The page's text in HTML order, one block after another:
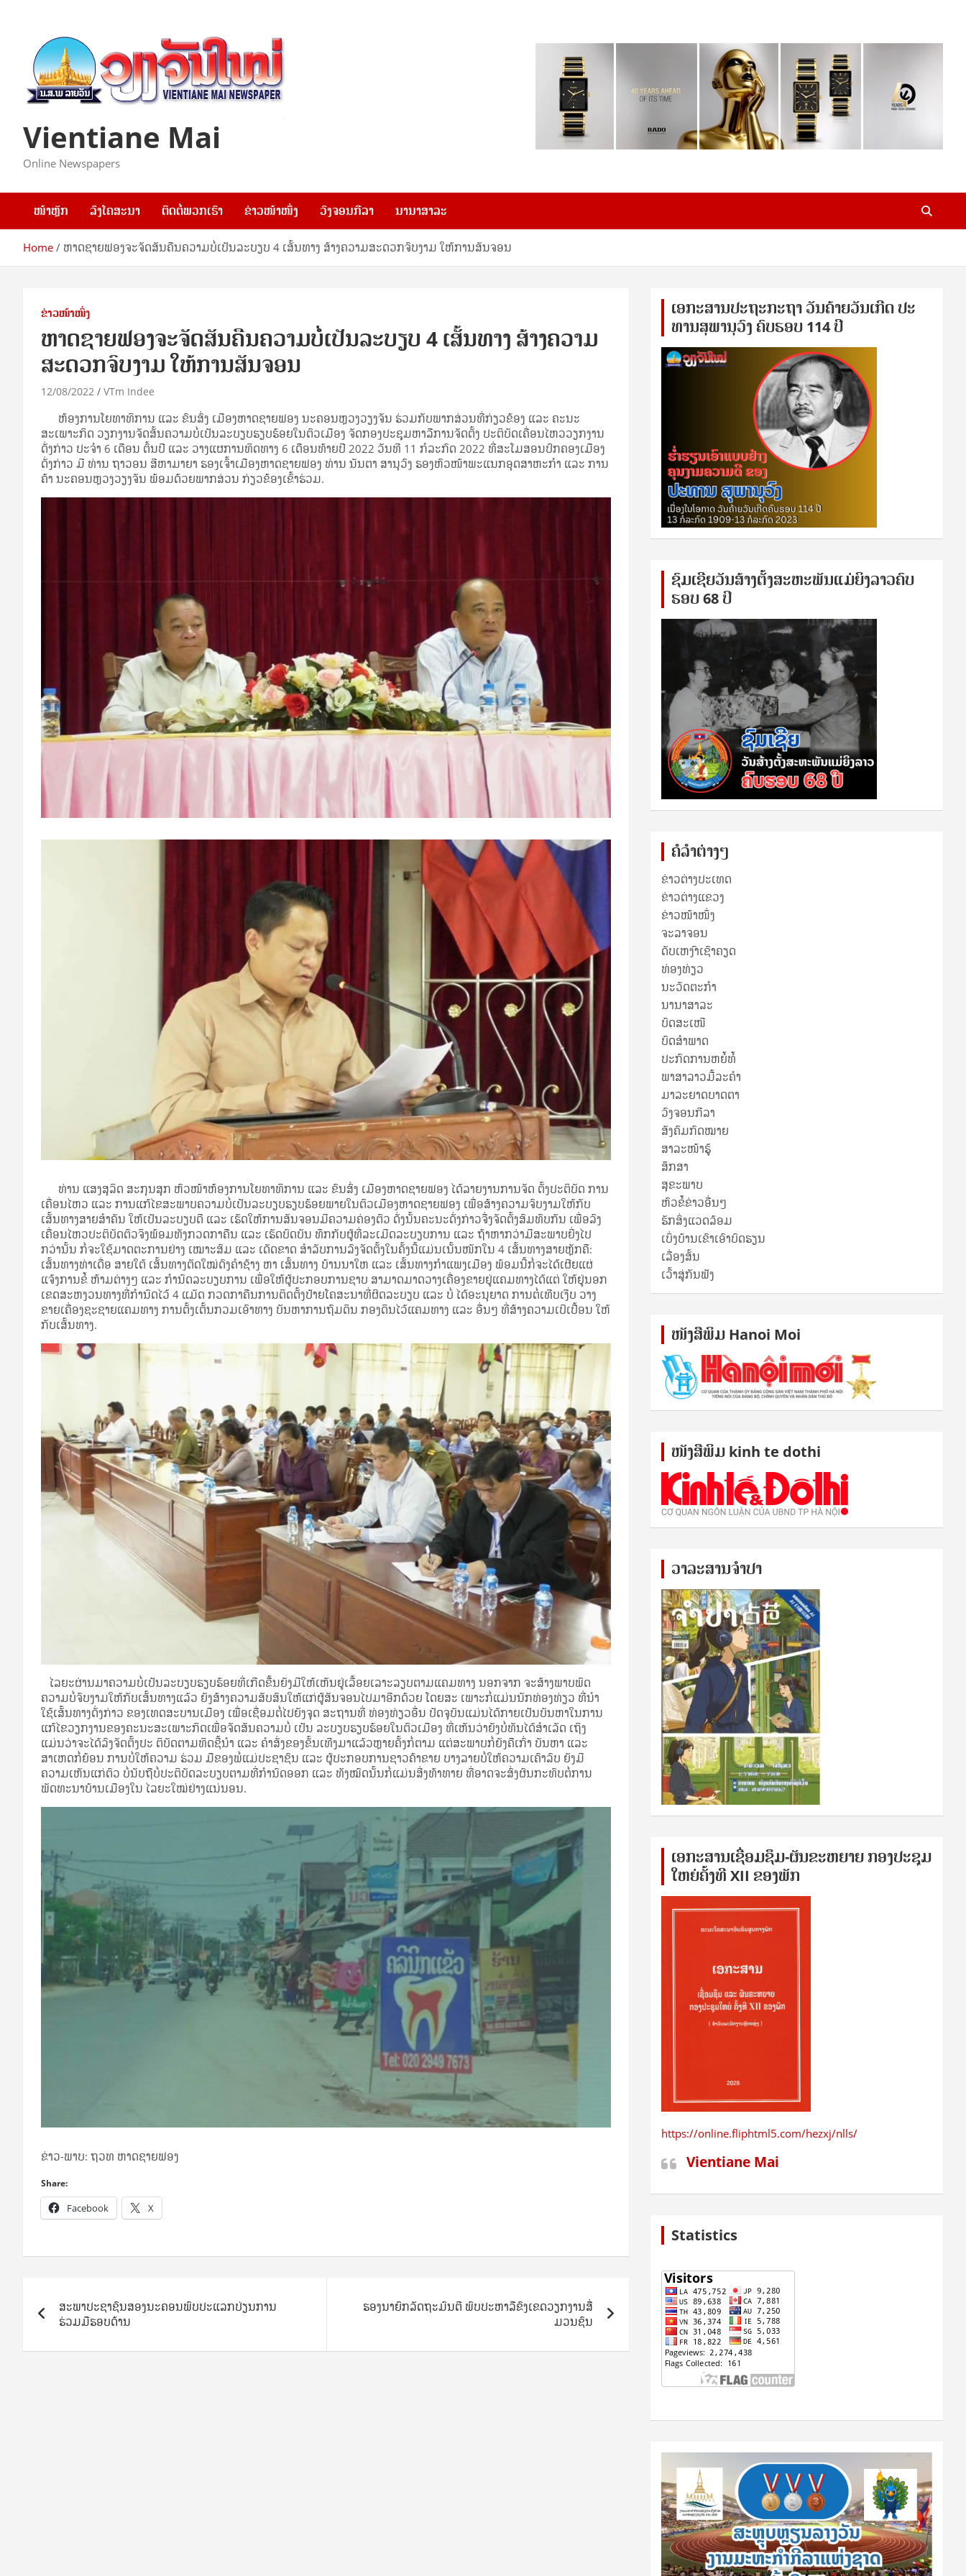
Vientiane Mai
Online Newspapers
ໜ້າຫຼັກ ລົງໂຄສະນາ ຕິດຕໍ່ພວກເຮົາ ຂ່າວໜ້າໜຶ່ງ ວົງຈອນກີລາ ນານາສາລະ
Home ຫາດຊາຍຟອງຈະຈັດສັນຄືນຄວາມບໍ່ເປັນລະບຽບ 4 ເສັ້ນທາງ ສ້າງຄວາມສະດວກຈົບງາມ ໃຫ້ການສັນຈອນ
ຂ່າວໜ້າໜຶ່ງ
ຫາດຊາຍຟອງຈະຈັດສັນຄືນຄວາມບໍ່ເປັນລະບຽບ 4 ເສັ້ນທາງ ສ້າງຄວາມ
ສະດວກຈົບງາມ ໃຫ້ການສັນຈອນ
12/08/2022 VTm Indee
ຫ້ອງການໂຍທາທິການ ແລະ ຂົນສົ່ງ ເມືອງຫາດຊາຍຟອງ ນະຄອນຫຼວງວຽງຈັນ ຮ່ວມກັບພາກສ່ວນທີ່ກ່ຽວຂ້ອງ ແລະ ຄະນະ
ສະເພາະກິດ ວຽກງານຈັດສັ້ນຄວາມບໍ່ເປັນລະບຽບຮຽບຮ້ອຍໃນຕົວເມືອງ ຈັດກອງປະຊຸມຫາລືການຈັດຕັ້ງ ປະຕິບັດເຄື່ອນໄຫວວຽກງານ
ດັ່ງກ່າວ ປະຈຳ 6 ເດືອນ ຕົ້ນປີ ແລະ ວາງແຜການທິດທາງ 6 ເດືອນທ້າຍປີ 2022 ວັນທີ 11 ກໍລະກົດ 2022 ທີ່ສະໂມສອນປົກຄອງເມືອງ
ດັ່ງກ່າວ ມີ ທ່ານ ຖາວອນ ສີຫາມາຍາ ຮອງເຈົ້າເມືອງຫາດຊາຍຟອງ ທ່ານ ນັນຕາ ສານຸວົງ ຮອງຫົວໜ້າພະແນກອຸດສາຫະກຳ ແລະ ການ
ຄ້າ ນະຄອນຫຼວງວຽງຈັນ ພ້ອມດ້ວຍພາກສ່ວນ ກ່ຽວຂ້ອງເຂົ້າຮ່ວມ.
ທ່ານ ແສງສຸລິດ ສະກຸນສຸກ ຫົວໜ້າຫ້ອງການໂຍທາທິການ ແລະ ຂົນສົ່ງ ເມືອງຫາດຊາຍຟອງ ໄດ້ລາຍງານການຈັດ ຕັ້ງປະຕິບັດ ການ
ເຄື່ອນໄຫວ ແລະ ການແກ້ໄຂສະພາບຄວາມບໍ່ເປັນລະບຽບຮຽບຮ້ອຍພາຍໃນຕົວເມືອງຫາດຊາຍຟອງ ເພື່ອສ້າງຄວາມຈົບງາມໃຫ້ກັບ
ເສັ້ນທາງສາຍສຳຄັນ ໃຫ້ເປັນລະບຽບດີ ແລະ ເຮັດໃຫ້ການສັນຈອນມີຄວາມຄ່ອງຕົວ ດັ່ງນັ້ນຄະນະດັ່ງກ່າວຈື່ງຈັດຕັ້ງສົມທົບກັນ ເພື່ອລົງ
ເຄື່ອນໄຫວປະຕິບັດຕົວຈິງພ້ອມທັງກວດກາຄືນ ແລະ ເຮັດບົດບັນ ທຶກກັບຜູ້ທີ່ລະເມີດລະບຽບການ ແລະ ຖ້າຫາກວ່າມີສະພາບຍີ່ງໄປ
ກວ່ານັ້ນ ກໍ່ຈະໃຊ້ມາດຕະການຢ່າງ ເໝາະສົມ ແລະ ເດັດຂາດ ສຳລັບການລົງຈັດຕັ້ງໃນຄັ້ງນີ້ແມ່ນເນັ້ນໜັກໃນ 4 ເສັ້ນທາງສາຍຫຼັກຄື:
ເສັ້ນທາງທ່າເດື່ອ ສາຍໃຕ້ ເສັ້ນທາງຕັດໃໝ່ດົງຄຳຊ້າງ ຫາ ເສັ້ນທາງ ບ້ານນາໃຫ ແລະ ເສັ້ນທາງກຳແພງເມືອງ ພ້ອມນີ້ກໍ່ຈະໄດ້ເຜີຍແຜ່
ແຈ້ງການຂໍ້ ຫ້າມຕ່າງໆ ແລະ ກຳນົດລະບຽບການ ເພື່ອໃຫ້ຜູ້ປະກອບການຊາບ ສາມາດມາດວາງເຄື່ອງຂາຍຢູ່ແຄມທາງໄດ້ແຕ່ ໃຫ້ຢູ່ນອກ
ເຂດສະຫງວນທາງທີ່ກຳນົດໄວ້ 4 ແມັດ ກວດກາຄືນການຕິດຕັ້ງປ້າຍໂຄສະນາທີ່ຜິດລະບຽບ ແລະ ບໍ່ ໄດ້ອະນຸຍາດ ການຕໍ່ເທີບເງີບ ວາງ
ຂາຍເຄື່ອງຊະຊາຍແຄມທາງ ການຕັ້ງເຕັ້ນກວມເອົາທາງ ບັນຫາການຖົມດິນ ກອງດິນໄວ້ແຄມທາງ ແລະ ອື່ນໆ ທີ່ສ້າງຄວາມເປິເປື້ອນ ໃຫ້
ກັບເສັ້ນທາງ.
ໄລຍະຜ່ານມາຄວາມບໍ່ເປັນລະບຽບຮຽບຮ້ອຍທີ່ເກີດຂື້ນຍັງມີໃຫ້ເຫັນຢູ່ເລື້ອຍເລາະລຽບຕາມແຄມທາງ ນອກຈາກ ຈະສ້າງພາບພົດ
ຄວາມບໍ່ຈົບງາມໃຫ້ກັບເສັ້ນທາງແລ້ວ ຍັງສ້າງຄວາມສັບສົນໃຫ້ແກ່ຜູ້ສັນຈອນໄປມາອີກດ້ວຍ ໂດຍສະ ເພາະກໍ່ແມ່ນນັກທ່ອງທ່ຽວ ທີ່ນຳ
ໃຊ້ເສັ້ນທາງດັ່ງກ່າວ ຂອງເທດສະບານເມືອງ ເພື່ອເຊື່ອມຕໍ່ໄປຍັງຈຸດ ສະຖານທີ່ ທ່ອງທ່ຽວອື່ນ ປັດຈຸບັນແມ່ນໄດ້ກາຍເປັນບັນຫາໃນການ
ແກ້ໄຂວຽກງານຂອງຄະນະສະເພາະກິດເພື່ອຈັດສັນຄວາມບໍ່ ເປັນ ລະບຽບຮຽບຮ້ອຍໃນຕົວເມືອງ ທີ່ເຫັນວ່າຍັງບໍ່ທັນໄດ້ສຳເລັດ ເຖິງ
ແມ່ນວ່າຈະໄດ້ລົງຈັດຕັ້ງປະ ຕິບັດຕາມທິດຊີ້ນຳ ແລະ ຄຳສັ່ງຂອງຂັ້ນເທີງມາແລ້ວຫຼາຍຄັ້ງກໍ່ຕາມ ແຕ່ສະພາບກໍ່ຍັງຄືເກົ່າ ບັນຫາ ແລະ
ສາເຫດກໍ່ຍ້ອນ ການບໍ່ໃຫ້ຄວາມ ຮ່ວມ ມືຂອງພໍ່ແມ່ປະຊາຊົນ ແລະ ຜູ້ປະກອບການຊາວຄ້າຂາຍ ບາງລາຍບໍ່ໃຫ້ຄວາມເຄົາລົບ ຍັງມີ
ຄວາມເຫັນແກ່ຕົວ ບໍ່ນັບຖືບໍ່ປະຕິບັດລະບຽບຕາມທີ່ກຳນົດອອກ ແລະ ທັງໝົດນັ້ນກໍ່ແມ່ນສີ່ງທ້າທາຍ ທີ່ອາດຈະສົ່ງຜົນກະທົບຕໍ່ການ
ພັດທະນາບ້ານເມືອງໃນ ໄລຍະໃໝ່ຢ່າງແນ່ນອນ.
ຂ່າວ-ພາບ: ຖວທ ຫາດຊາຍຟອງ
Share:
Facebook X
navigation
ສະພາປະຊາຊົນສອງນະຄອນພົບປະແລກປ່ຽນການ
ຮ່ວມມືຮອບດ້ານ
ຮອງນາຍົກລັດຖະມົນຕີ ພົບປະຫາລືຂົງເຂດວຽກງານສື່
ມວນຊົນ
ເອ​ກະ​ສານ​ປະ​ຖະ​ກະ​ຖ​າ ວັນ​ຄ້າຍ​ວັນ​ເກີດ ປ​ະ​
ທານ​ສຸ​ພາ​ນຸ​ວົງ ຄົບ​ຮອບ 114 ປີ
ຊົ​ມ​ເຊີຍ​ວັນ​ສ້າງ​ຕັ້ງ​ສະ​ຫະ​ພັນ​ແມ່​ຍິງ​​ລາວຄົບ​
ຮອບ 68 ປິ
ຄໍລຳຕ່າງໆ
ຂ່າວຕ່າງປະເທດ
ຂ່າວ​ຕ່າງ​ແຂວງ
ຂ່າວໜ້າໜຶ່ງ
ຈະລາຈອນ
ດັບເຫງົາເຊົາຄຽດ
ທ່ອງທ່ຽວ
ນະວັດຕະກໍາ
ນານາສາລະ
ບົດສະເໜີ
ບົດສໍາພາດ
ປະກົດການຫຍໍ້ທໍ້
ພາສາລາວມື້ລະຄຳ
ມາລະຍາດບາດຕາ
ວົງຈອນກີລາ
ສັງຄົມກົດໝາຍ
ສາລະໜ້າຮູ້
ສຶກສາ
ສຸ​ຂະ​ພາບ
ຫົວຂໍ້ຂ່າວອື່ນໆ
ຮັກສິ່ງແວດລ້ອມ
ເບິ່ງບ້ານເຂົາເອົາບົດຮຽນ
ເລື່ອງສັ້ນ
ເວົ້າສູ່ກັນຟັງ
ໜັງ​ສື​ພິມ Hanoi Moi
ໜັງ​ສື​ພິມ kinh te dothi
ວາລະສານຈຳປາ
ເອກ​ະ​ສານ​ເຊ​ື່ອມ​ຊ​ຶມ-ຜັນ​ຂະ​ຫ​ຍາຍ ກອງ​ປະ​ຊຸມ​
ໃຫຍ່​ຄັ້ງ​ທີ XII ຂອງ​ພັກ
https://online.fliphtml5.com/hezxj/nlls/
Vientiane Mai
Statistics